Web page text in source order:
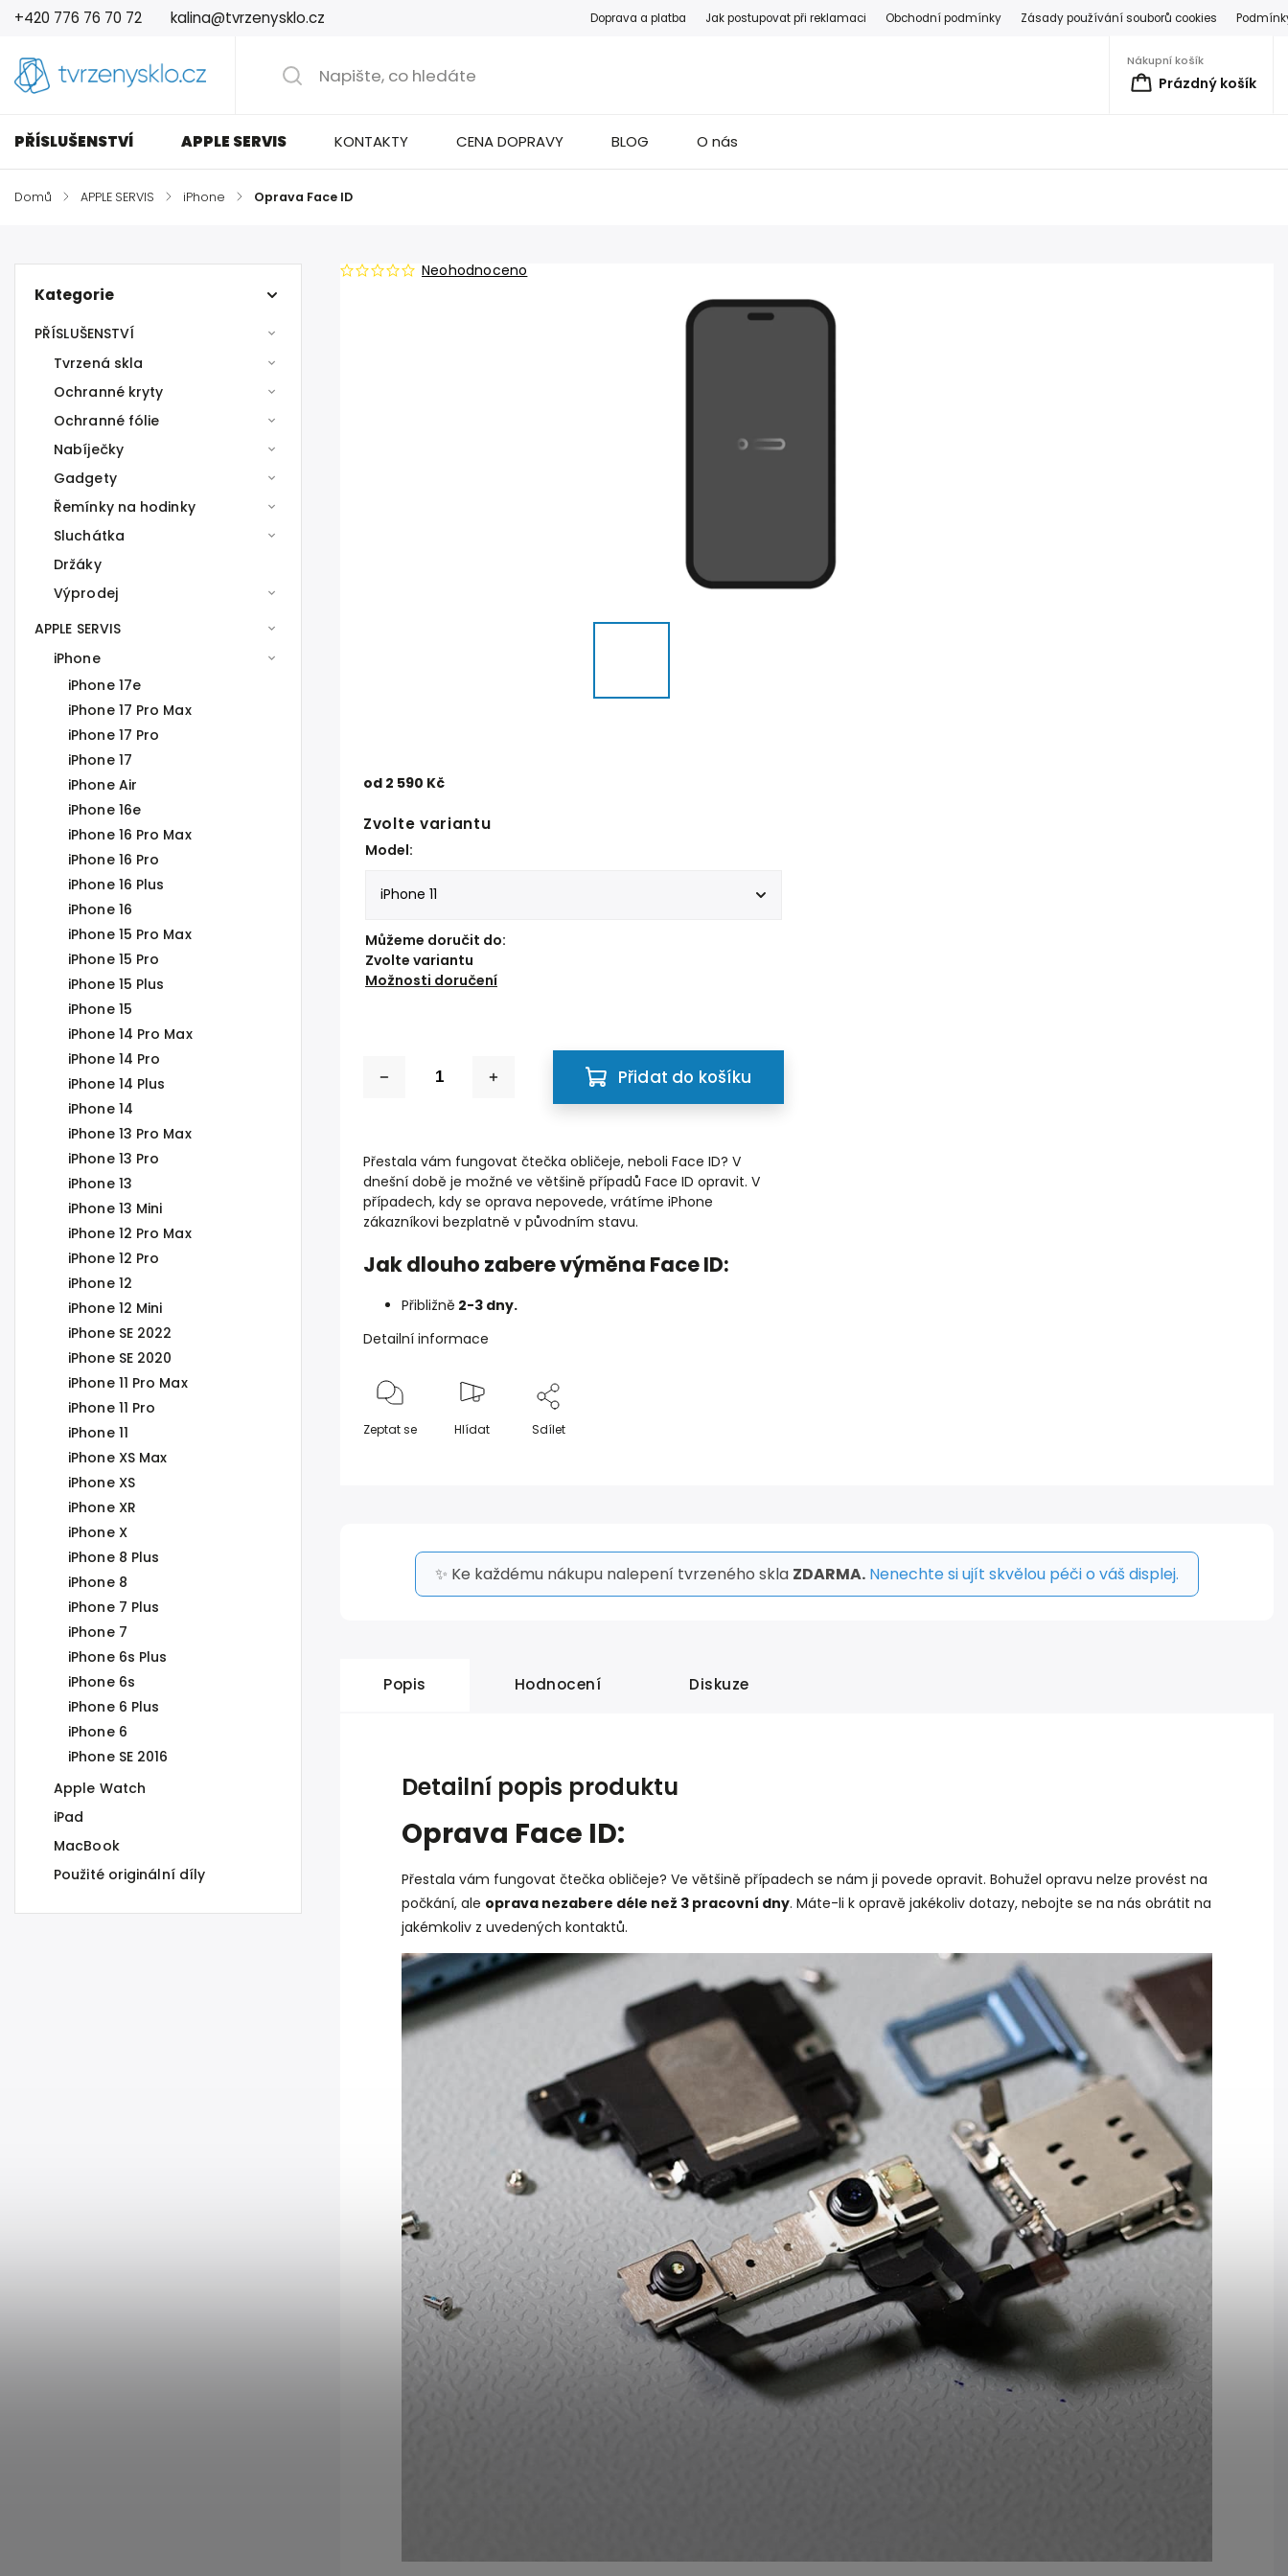
+420 776 76 70 72 kalina@tvrzenysklo.cz Doprava a platba Jak postupovat při reklamaci Obchodní podmínky Zásady používání souborů cookies
Nákupní košík
Prázdný košík
PŘÍSLUŠENSTVÍ APPLE SERVIS KONTAKTY CENA DOPRAVY BLOG O nás
Domů / APPLE SERVIS / iPhone / Oprava Face ID
Kategorie
PŘÍSLUŠENSTVÍ
Tvrzená skla
Ochranné kryty
Ochranné fólie
Nabíječky
Gadgety
Řemínky na hodinky
Sluchátka
Držáky
Výprodej
APPLE SERVIS
iPhone
iPhone 17e
iPhone 17 Pro Max
iPhone 17 Pro
iPhone 17
iPhone Air
iPhone 16e
iPhone 16 Pro Max
iPhone 16 Pro
iPhone 16 Plus
iPhone 16
iPhone 15 Pro Max
iPhone 15 Pro
iPhone 15 Plus
iPhone 15
iPhone 14 Pro Max
iPhone 14 Pro
iPhone 14 Plus
iPhone 14
iPhone 13 Pro Max
iPhone 13 Pro
iPhone 13
iPhone 13 Mini
iPhone 12 Pro Max
iPhone 12 Pro
iPhone 12
iPhone 12 Mini
iPhone SE 2022
iPhone SE 2020
iPhone 11 Pro Max
iPhone 11 Pro
iPhone 11
iPhone XS Max
iPhone XS
iPhone XR
iPhone X
iPhone 8 Plus
iPhone 8
iPhone 7 Plus
iPhone 7
iPhone 6s Plus
iPhone 6s
iPhone 6 Plus
iPhone 6
iPhone SE 2016
Apple Watch
iPad
MacBook
Použité originální díly
Neohodnoceno
od 2 590 Kč
Zvolte variantu
Model:
Můžeme doručit do:
Zvolte variantu
Možnosti doručení
Přidat do košíku
Přestala vám fungovat čtečka obličeje, neboli Face ID? V
dnešní době je možné ve většině případů Face ID opravit. V
případech, kdy se oprava nepovede, vrátíme iPhone
zákazníkovi bezplatně v původním stavu.
Jak dlouho zabere výměna Face ID:
Přibližně 2-3 dny.
Detailní informace
Zeptat se Hlídat Sdílet
✨ Ke každému nákupu nalepení tvrzeného skla ZDARMA. Nenechte si ujít skvělou péči o váš displej.
Popis Hodnocení Diskuze
Detailní popis produktu
Oprava Face ID:
Přestala vám fungovat čtečka obličeje? Ve většině případech se nám ji povede opravit. Bohužel opravu nelze provést na
počkání, ale oprava nezabere déle než 3 pracovní dny. Máte-li k opravě jakékoliv dotazy, nebojte se na nás obrátit na
jakémkoliv z uvedených kontaktů.